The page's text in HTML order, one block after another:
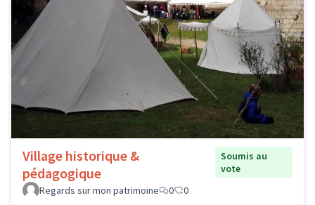
Village historique &
pédagogique
Soumis au
vote
Regards sur mon patrimoine
0 0